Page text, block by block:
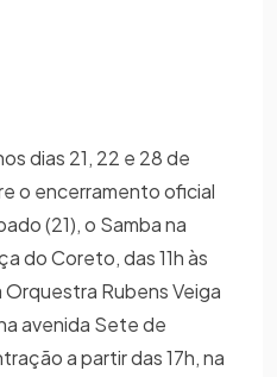
dias 21, 22 e 28 de
o encerramento oficial
(21), o Samba na
do Coreto, das 11h às
Rubens Veiga
avenida Sete de
a partir das 17h, na